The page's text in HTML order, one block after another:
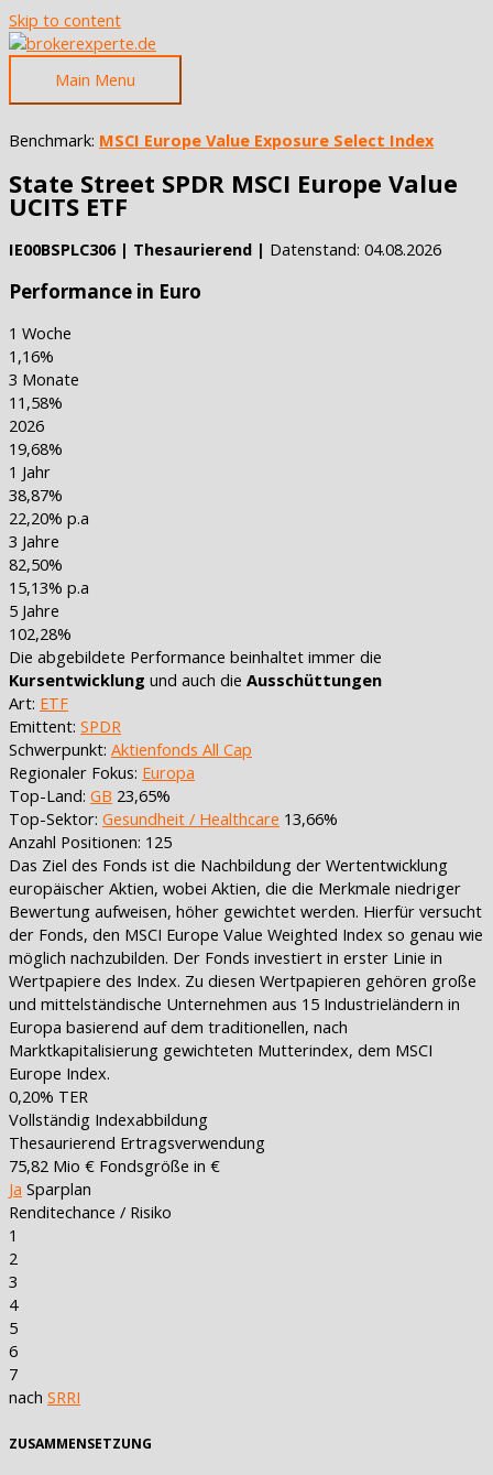
Skip to content
Main Menu
Benchmark: MSCI Europe Value Exposure Select Index
State Street SPDR MSCI Europe Value
UCITS ETF
IE00BSPLC306 | Thesaurierend | Datenstand: 04.08.2026
Performance in Euro
1 Woche
1,16%
3 Monate
11,58%
2026
19,68%
1 Jahr
38,87%
22,20% p.a
3 Jahre
82,50%
15,13% p.a
5 Jahre
102,28%
Die abgebildete Performance beinhaltet immer die
Kursentwicklung und auch die Ausschüttungen
Art: ETF
Emittent: SPDR
Schwerpunkt: Aktienfonds All Cap
Regionaler Fokus: Europa
Top-Land: GB 23,65%
Top-Sektor: Gesundheit / Healthcare 13,66%
Anzahl Positionen: 125
Das Ziel des Fonds ist die Nachbildung der Wertentwicklung
europäischer Aktien, wobei Aktien, die die Merkmale niedriger
Bewertung aufweisen, höher gewichtet werden. Hierfür versucht
der Fonds, den MSCI Europe Value Weighted Index so genau wie
möglich nachzubilden. Der Fonds investiert in erster Linie in
Wertpapiere des Index. Zu diesen Wertpapieren gehören große
und mittelständische Unternehmen aus 15 Industrieländern in
Europa basierend auf dem traditionellen, nach
Marktkapitalisierung gewichteten Mutterindex, dem MSCI
Europe Index.
0,20% TER
Vollständig Indexabbildung
Thesaurierend Ertragsverwendung
75,82 Mio € Fondsgröße in €
Ja Sparplan
Renditechance / Risiko
1
2
3
4
5
6
7
nach SRRI
ZUSAMMENSETZUNG